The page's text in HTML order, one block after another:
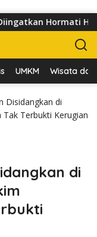
Hormati Hak Pejalan
UMKM Wisata dan
Disidangkan di
Terbukti Kerugian
di